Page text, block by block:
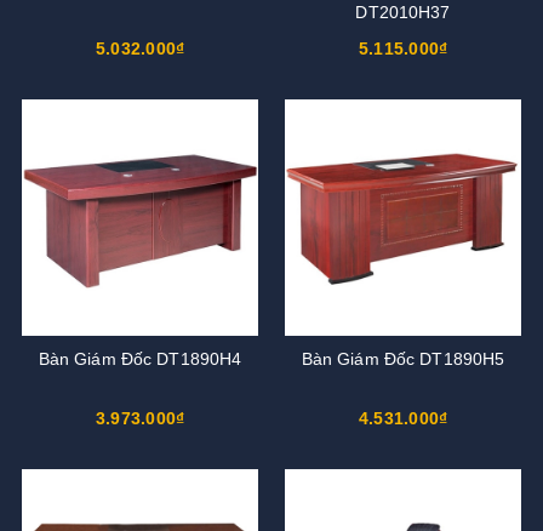
5.032.000₫
DT2010H37
5.115.000₫
Bàn Giám Đốc DT1890H4
3.973.000₫
Bàn Giám Đốc DT1890H5
4.531.000₫